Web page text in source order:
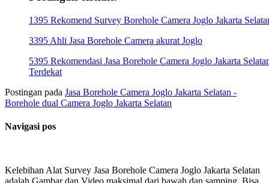
1395 Rekomend Survey Borehole Camera Joglo Jakarta
3395 Ahli Jasa Borehole Camera akurat Joglo
5395 Rekomendasi Jasa Borehole Camera Joglo Jakarta
Terdekat
Postingan pada Jasa Borehole Camera Joglo Jakarta Selatan -
Borehole dual Camera Joglo Jakarta Selatan
Navigasi pos
Kelebihan Alat Survey Jasa Borehole Camera Joglo Jakarta Selatan